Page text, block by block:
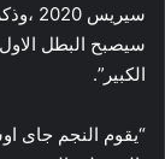
سيصبح البطل
الكبير”.
“يقوم النجم جاى